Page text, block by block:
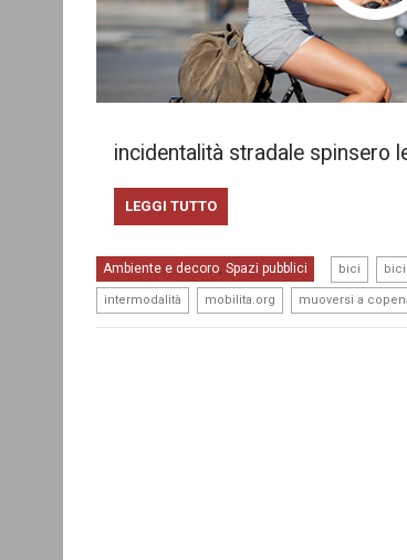
incidentalità stradale spinsero
LEGGI TUTTO
Ambiente e decoro, Spazi pubblici bici
intermodalità mobilita.org muoversi a